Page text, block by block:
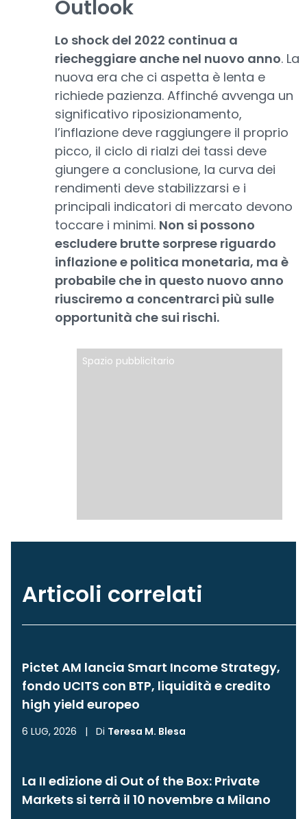
Outlook
Lo shock del 2022 continua a
riecheggiare anche nel nuovo anno. La
nuova era che ci aspetta è lenta e
richiede pazienza. Affinché avvenga un
significativo riposizionamento,
l’inflazione deve raggiungere il proprio
picco, il ciclo di rialzi dei tassi deve
giungere a conclusione, la curva dei
rendimenti deve stabilizzarsi e i
principali indicatori di mercato devono
toccare i minimi. Non si possono
escludere brutte sorprese riguardo
inflazione e politica monetaria, ma è
probabile che in questo nuovo anno
riusciremo a concentrarci più sulle
opportunità che sui rischi.
Spazio pubblicitario
Articoli correlati
Pictet AM lancia Smart Income Strategy,
fondo UCITS con BTP, liquidità e credito
high yield europeo
6 LUG, 2026 | Di Teresa M. Blesa
La II edizione di Out of the Box: Private
Markets si terrà il 10 novembre a Milano